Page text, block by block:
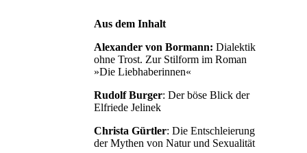
Aus dem Inhalt
Alexander von Bormann: Dialektik
ohne Trost. Zur Stilform im Roman
»Die Liebhaberinnen«
Rudolf Burger: Der böse Blick der
Elfriede Jelinek
Christa Gürtler: Die Entschleierung
der Mythen von Natur und Sexualität